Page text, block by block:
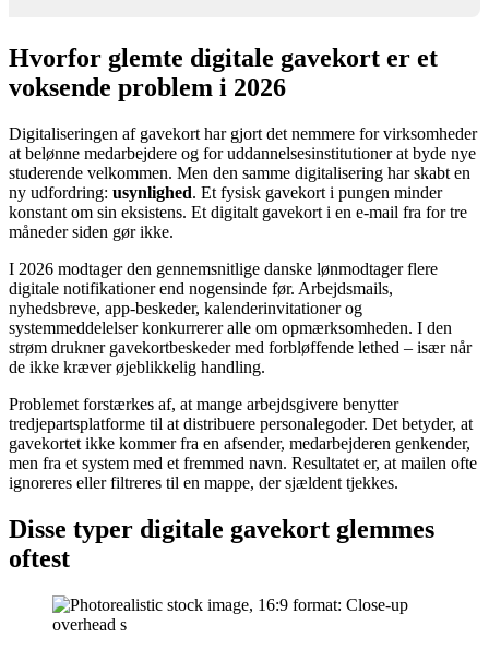
Hvorfor glemte digitale gavekort er et
voksende problem i 2026
Digitaliseringen af gavekort har gjort det nemmere for virksomheder
at belønne medarbejdere og for uddannelsesinstitutioner at byde nye
studerende velkommen. Men den samme digitalisering har skabt en
ny udfordring: usynlighed. Et fysisk gavekort i pungen minder
konstant om sin eksistens. Et digitalt gavekort i en e-mail fra for tre
måneder siden gør ikke.
I 2026 modtager den gennemsnitlige danske lønmodtager flere
digitale notifikationer end nogensinde før. Arbejdsmails,
nyhedsbreve, app-beskeder, kalenderinvitationer og
systemmeddelelser konkurrerer alle om opmærksomheden. I den
strøm drukner gavekortbeskeder med forbløffende lethed – især når
de ikke kræver øjeblikkelig handling.
Problemet forstærkes af, at mange arbejdsgivere benytter
tredjepartsplatforme til at distribuere personalegoder. Det betyder, at
gavekortet ikke kommer fra en afsender, medarbejderen genkender,
men fra et system med et fremmed navn. Resultatet er, at mailen ofte
ignoreres eller filtreres til en mappe, der sjældent tjekkes.
Disse typer digitale gavekort glemmes
oftest